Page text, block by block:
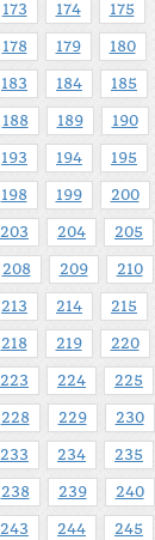
173 174 175
178 179 180
183 184 185
188 189 190
193 194 195
198 199 200
203 204 205
208 209 210
213 214 215
218 219 220
223 224 225
228 229 230
233 234 235
238 239 240
243 244 245